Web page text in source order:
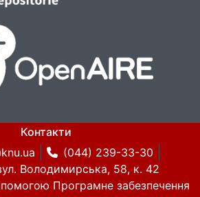
Контакти
(044) 239-33-30
Володимирська, 58, к. 42
Програмне забезпечення